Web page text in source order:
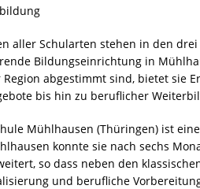
aller Schularten stehen in den
Bildungseinrichtung in
abgestimmt sind, bietet sie
bis hin zu beruflicher
Mühlhausen (Thüringen) ist
konnte sie nach sechs
so dass neben den
und berufliche